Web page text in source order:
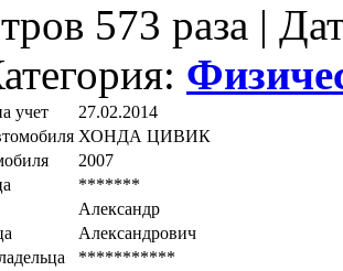
573 раза |
учет
27.02.2014
ХОНДА ЦИВИК
2007
*******
Александр
Александрович
***********